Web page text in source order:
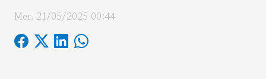
Mer. 21/05/2025 00:44